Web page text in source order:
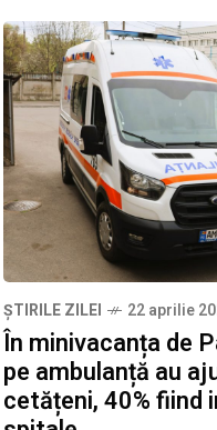
ȘTIRILE ZILEI 22 aprilie
În minivacanța de
pe ambulanță au
cetățeni, 40% fiind